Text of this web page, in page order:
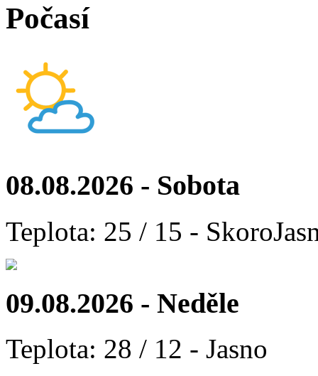
Počasí
08.08.2026 - Sobota
Teplota: 25 / 15 -
09.08.2026 - Neděle
Teplota: 28 / 12 - Jasno